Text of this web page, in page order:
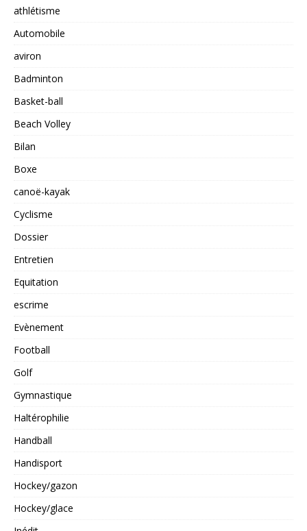
athlétisme
Automobile
aviron
Badminton
Basket-ball
Beach Volley
Bilan
Boxe
canoë-kayak
Cyclisme
Dossier
Entretien
Equitation
escrime
Evènement
Football
Golf
Gymnastique
Haltérophilie
Handball
Handisport
Hockey/gazon
Hockey/glace